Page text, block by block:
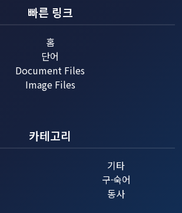
빠른 링크
홈
단어
Document Files
Image Files
카테고리
기타
구·숙어
동사